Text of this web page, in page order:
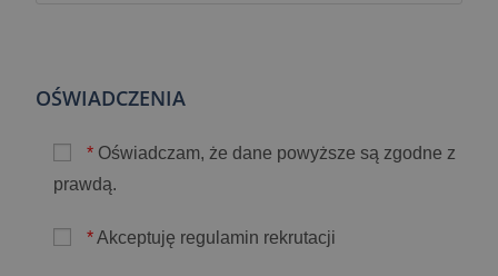
OŚWIADCZENIA
* Oświadczam, że dane powyższe są zgodne z
prawdą.
*Akceptuję regulamin rekrutacji